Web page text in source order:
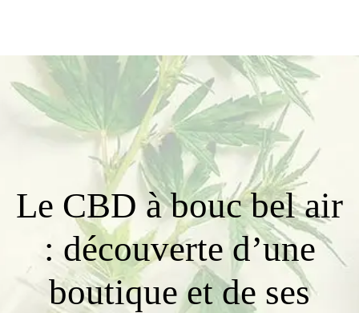
Le CBD à bouc bel air
: découverte d’une
boutique et de ses